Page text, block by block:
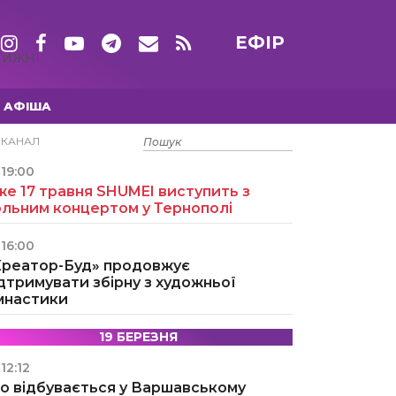
ЕФІР
АФІША
15 ТРАВНЯ
19:00
17 травня SHUMEI виступить з
концертом у Тернополі
16:00
Буд» продовжує
збірну з художньої
19 БЕРЕЗНЯ
12:12
відбувається у Варшавському